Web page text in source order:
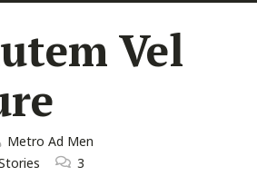
Vel
Metro Ad Men
3